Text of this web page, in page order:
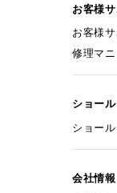
お客様
お客様
修理マ
ショー
ショー
会社情報